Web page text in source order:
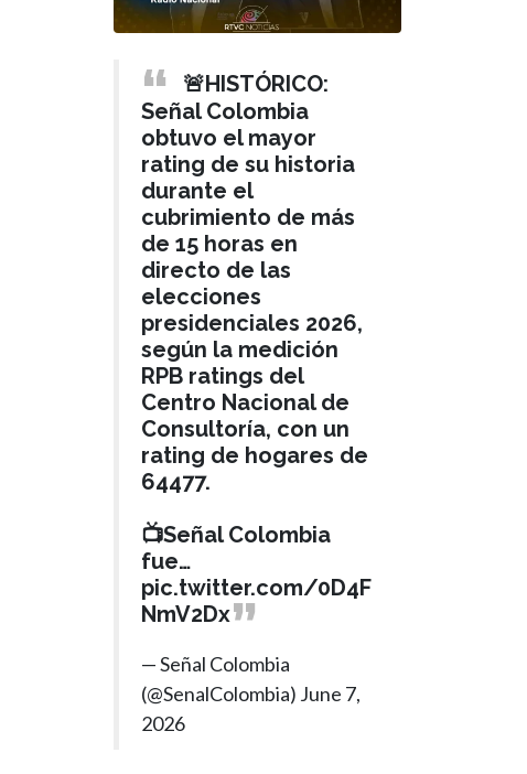
🚨HISTÓRICO:
Señal Colombia
obtuvo el mayor
rating de su historia
durante el
cubrimiento de más
de 15 horas en
directo de las
elecciones
presidenciales 2026,
según la medición
RPB ratings del
Centro Nacional de
Consultoría, con un
rating de hogares de
64477.
📺Señal Colombia
fue…
pic.twitter.com/0D4F
NmV2Dx
— Señal Colombia
(@SenalColombia) June 7,
2026